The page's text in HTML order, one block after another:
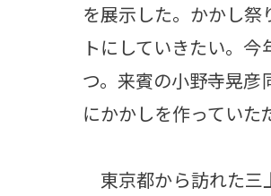
を展示した。かかし
トにしていきたい。
つ。来賓の小野寺晃
にかかしを作っていた
東京都から訪れた三